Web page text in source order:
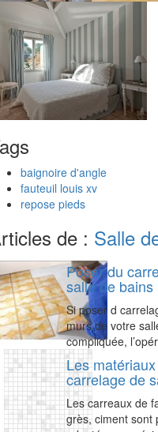
baignoire d'angle
fauteuil louis xv
repose pieds
de : Salle
Poser du
salle de bains
Si poser d
murs de votre
compliquée,
Les
carrelage de
Les carreaux de
grès, ciment sont